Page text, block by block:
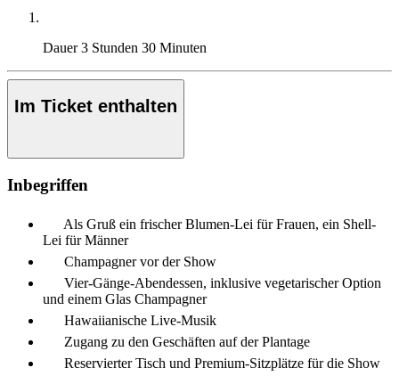
Dauer3 Stunden 30 Minuten
Im Ticket enthalten
Inbegriffen
Als Gruß ein frischer Blumen-Lei für Frauen, ein Shell-
Lei für Männer
Champagner vor der Show
Vier-Gänge-Abendessen, inklusive vegetarischer Option
und einem Glas Champagner
Hawaiianische Live-Musik
Zugang zu den Geschäften auf der Plantage
Reservierter Tisch und Premium-Sitzplätze für die Show